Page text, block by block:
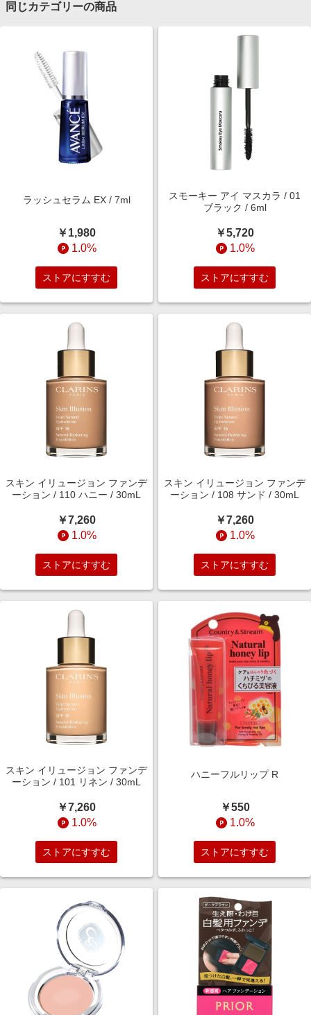
同じカテゴリーの商品
ラッシュセラム EX / 7ml
￥1,980
1.0%
ストアにすすむ
スモーキー アイ マスカラ / 01
ブラック / 6ml
￥5,720
1.0%
ストアにすすむ
スキン イリュージョン ファンデ
ーション / 110 ハニー / 30mL
￥7,260
1.0%
ストアにすすむ
スキン イリュージョン ファンデ
ーション / 108 サンド / 30mL
￥7,260
1.0%
ストアにすすむ
スキン イリュージョン ファンデ
ーション / 101 リネン / 30mL
￥7,260
1.0%
ストアにすすむ
ハニーフルリップ R
￥550
1.0%
ストアにすすむ